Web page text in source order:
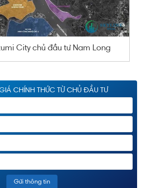
City chủ đầu tư Nam Long
CHÍNH THỨC TỪ CHỦ ĐẦU TƯ